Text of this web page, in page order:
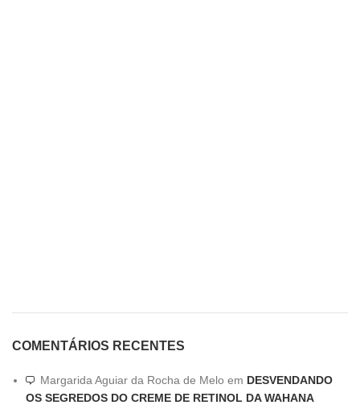
COMENTÁRIOS RECENTES
Margarida Aguiar da Rocha de Melo em DESVENDANDO
OS SEGREDOS DO CREME DE RETINOL DA WAHANA